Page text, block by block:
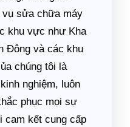
vụ sửa chữa máy
khu vực như Kha
Đông và các khu
chúng tôi là
nghiệm, luôn
phục mọi sự
cam kết cung cấp